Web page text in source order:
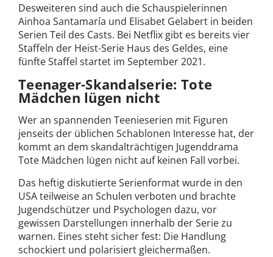
Desweiteren sind auch die Schauspielerinnen
Ainhoa Santamaría und Elisabet Gelabert in beiden
Serien Teil des Casts. Bei Netflix gibt es bereits vier
Staffeln der Heist-Serie Haus des Geldes, eine
fünfte Staffel startet im September 2021.
Teenager-Skandalserie: Tote
Mädchen lügen nicht
Wer an spannenden Teenieserien mit Figuren
jenseits der üblichen Schablonen Interesse hat, der
kommt an dem skandalträchtigen Jugenddrama
Tote Mädchen lügen nicht auf keinen Fall vorbei.
Das heftig diskutierte Serienformat wurde in den
USA teilweise an Schulen verboten und brachte
Jugendschützer und Psychologen dazu, vor
gewissen Darstellungen innerhalb der Serie zu
warnen. Eines steht sicher fest: Die Handlung
schockiert und polarisiert gleichermaßen.